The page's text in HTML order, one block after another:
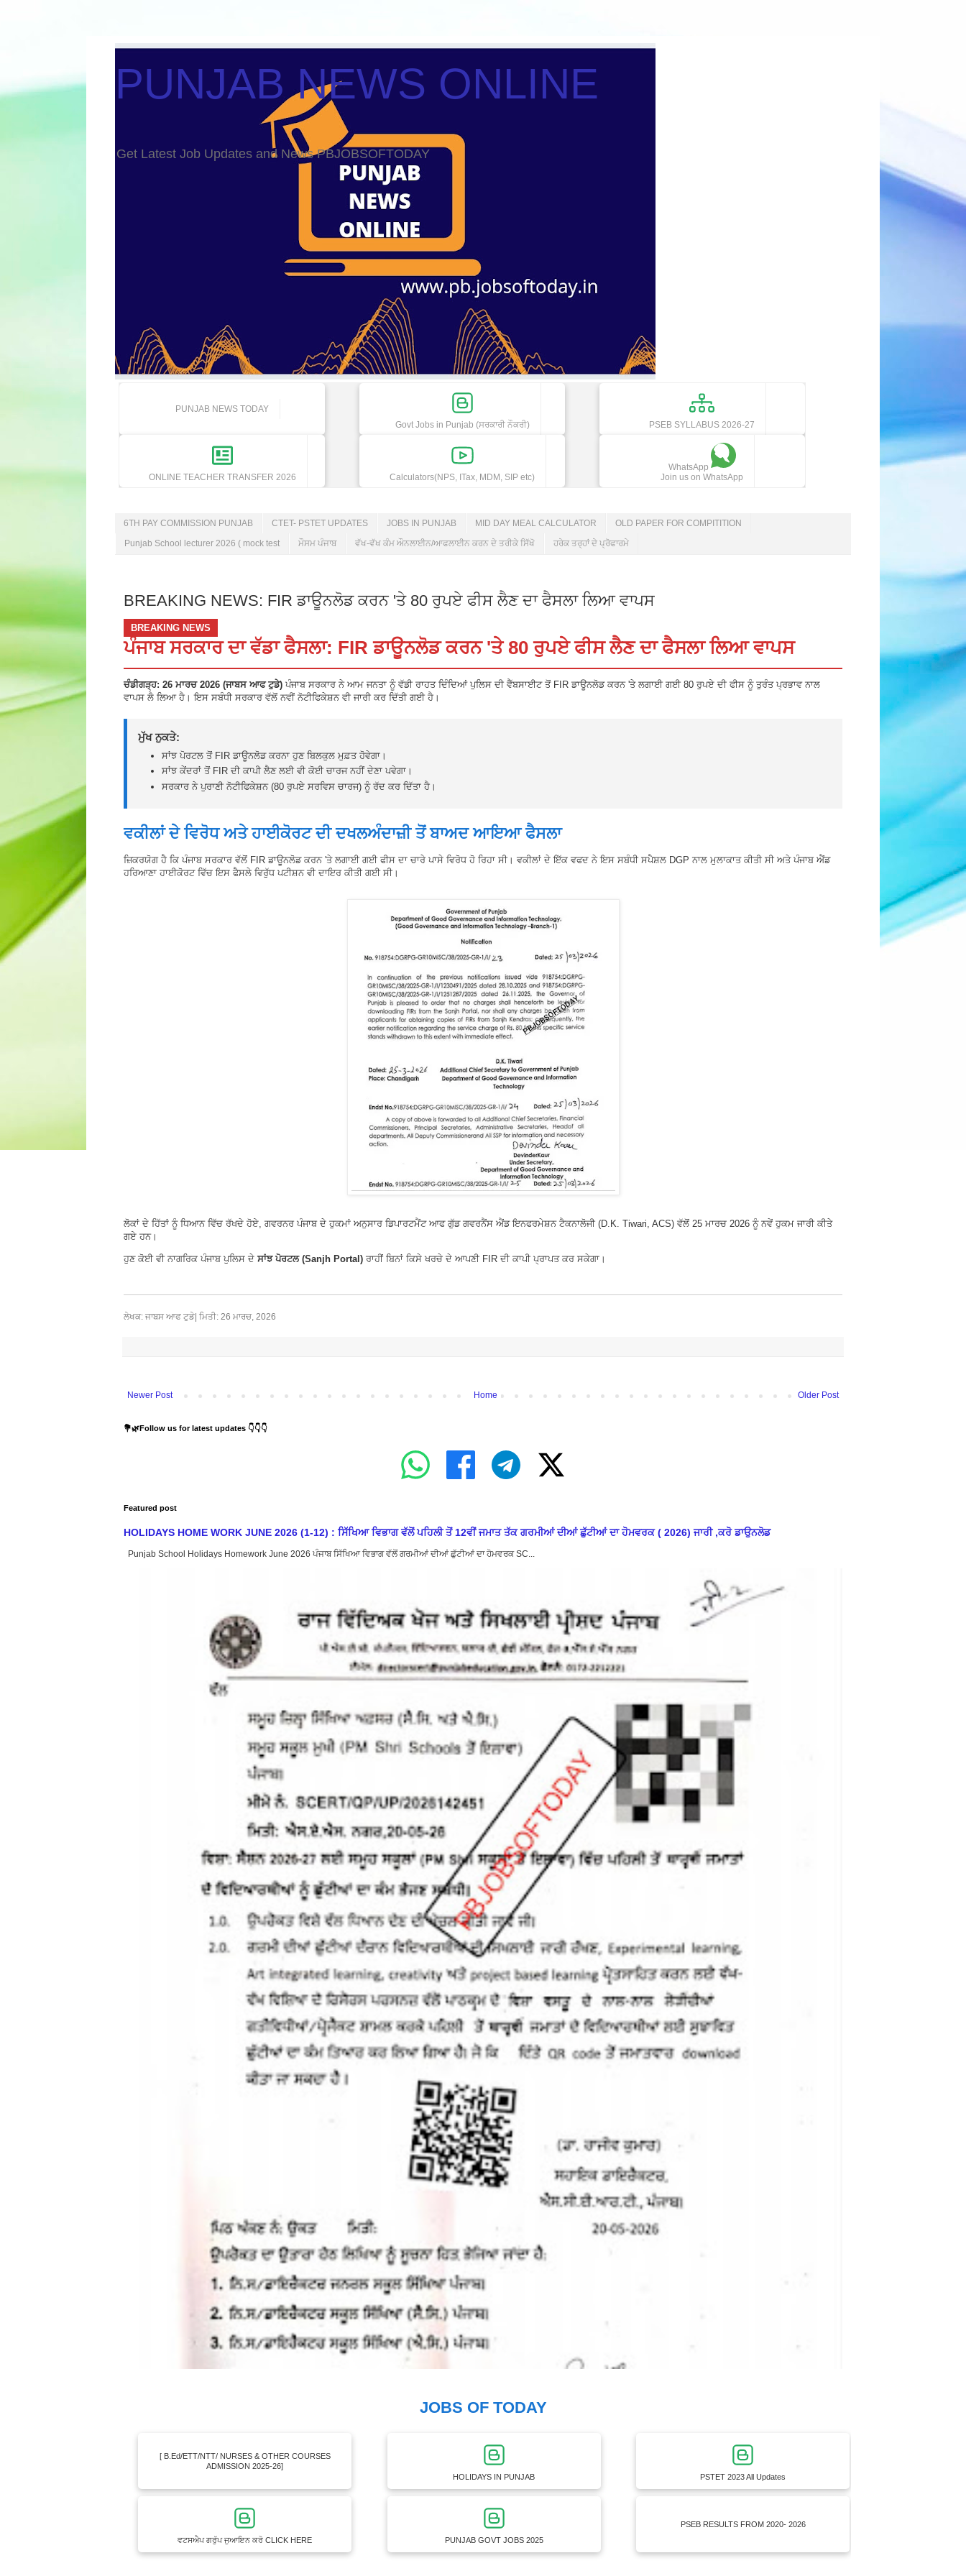
PUNJAB NEWS ONLINE
Get Latest Job Updates and News PBJOBSOFTODAY
PUNJAB NEWS TODAY
Govt Jobs in Punjab (ਸਰਕਾਰੀ ਨੌਕਰੀ)
PSEB SYLLABUS 2026-27
ONLINE TEACHER TRANSFER 2026 Calculators(NPS, ITax, MDM, SIP etc)
WhatsApp
Join us on WhatsApp
6TH PAY COMMISSION PUNJAB CTET- PSTET UPDATES JOBS IN PUNJAB MID DAY MEAL CALCULATOR OLD PAPER FOR COMPITITION
Punjab School lecturer 2026 ( mock test ਮੌਸਮ ਪੰਜਾਬ ਵੱਖ-ਵੱਖ ਕੰਮ ਔਨਲਾਈਨ/ਆਫਲਾਈਨ ਕਰਨ ਦੇ ਤਰੀਕੇ ਸਿੱਖੋ ਹਰੇਕ ਤਰ੍ਹਾਂ ਦੇ ਪ੍ਰੋਫਾਰਮੇ
BREAKING NEWS: FIR ਡਾਊਨਲੋਡ ਕਰਨ 'ਤੇ 80 ਰੁਪਏ ਫੀਸ ਲੈਣ ਦਾ ਫੈਸਲਾ ਲਿਆ ਵਾਪਸ
BREAKING NEWS
ਪੰਜਾਬ ਸਰਕਾਰ ਦਾ ਵੱਡਾ ਫੈਸਲਾ: FIR ਡਾਊਨਲੋਡ ਕਰਨ 'ਤੇ 80 ਰੁਪਏ ਫੀਸ ਲੈਣ ਦਾ ਫੈਸਲਾ ਲਿਆ ਵਾਪਸ
ਚੰਡੀਗੜ੍ਹ: 26 ਮਾਰਚ 2026 (‌ਜਾਬਸ ਆਫ ਟੁਡੇ) ਪੰਜਾਬ ਸਰਕਾਰ ਨੇ ਆਮ ਜਨਤਾ ਨੂੰ ਵੱਡੀ ਰਾਹਤ ਦਿੰਦਿਆਂ ਪੁਲਿਸ ਦੀ ਵੈੱਬਸਾਈਟ ਤੋਂ FIR ਡਾਊਨਲੋਡ ਕਰਨ 'ਤੇ ਲਗਾਈ ਗਈ 80 ਰੁਪਏ ਦੀ ਫੀਸ ਨੂੰ ਤੁਰੰਤ ਪ੍ਰਭਾਵ ਨਾਲ
ਵਾਪਸ ਲੈ ਲਿਆ ਹੈ। ਇਸ ਸਬੰਧੀ ਸਰਕਾਰ ਵੱਲੋਂ ਨਵੀਂ ਨੋਟੀਫਿਕੇਸ਼ਨ ਵੀ ਜਾਰੀ ਕਰ ਦਿੱਤੀ ਗਈ ਹੈ।
ਮੁੱਖ ਨੁਕਤੇ:
ਸਾਂਝ ਪੋਰਟਲ ਤੋਂ FIR ਡਾਊਨਲੋਡ ਕਰਨਾ ਹੁਣ ਬਿਲਕੁਲ ਮੁਫ਼ਤ ਹੋਵੇਗਾ।
ਸਾਂਝ ਕੇਂਦਰਾਂ ਤੋਂ FIR ਦੀ ਕਾਪੀ ਲੈਣ ਲਈ ਵੀ ਕੋਈ ਚਾਰਜ ਨਹੀਂ ਦੇਣਾ ਪਵੇਗਾ।
ਸਰਕਾਰ ਨੇ ਪੁਰਾਣੀ ਨੋਟੀਫਿਕੇਸ਼ਨ (80 ਰੁਪਏ ਸਰਵਿਸ ਚਾਰਜ) ਨੂੰ ਰੱਦ ਕਰ ਦਿੱਤਾ ਹੈ।
ਵਕੀਲਾਂ ਦੇ ਵਿਰੋਧ ਅਤੇ ਹਾਈਕੋਰਟ ਦੀ ਦਖਲਅੰਦਾਜ਼ੀ ਤੋਂ ਬਾਅਦ ਆਇਆ ਫੈਸਲਾ
ਜ਼ਿਕਰਯੋਗ ਹੈ ਕਿ ਪੰਜਾਬ ਸਰਕਾਰ ਵੱਲੋਂ FIR ਡਾਊਨਲੋਡ ਕਰਨ 'ਤੇ ਲਗਾਈ ਗਈ ਫੀਸ ਦਾ ਚਾਰੇ ਪਾਸੇ ਵਿਰੋਧ ਹੋ ਰਿਹਾ ਸੀ। ਵਕੀਲਾਂ ਦੇ ਇੱਕ ਵਫਦ ਨੇ ਇਸ ਸਬੰਧੀ ਸਪੈਸ਼ਲ DGP ਨਾਲ ਮੁਲਾਕਾਤ ਕੀਤੀ ਸੀ ਅਤੇ ਪੰਜਾਬ ਐਂਡ
ਹਰਿਆਣਾ ਹਾਈਕੋਰਟ ਵਿੱਚ ਇਸ ਫੈਸਲੇ ਵਿਰੁੱਧ ਪਟੀਸ਼ਨ ਵੀ ਦਾਇਰ ਕੀਤੀ ਗਈ ਸੀ।
ਲੋਕਾਂ ਦੇ ਹਿੱਤਾਂ ਨੂੰ ਧਿਆਨ ਵਿੱਚ ਰੱਖਦੇ ਹੋਏ, ਗਵਰਨਰ ਪੰਜਾਬ ਦੇ ਹੁਕਮਾਂ ਅਨੁਸਾਰ ਡਿਪਾਰਟਮੈਂਟ ਆਫ ਗੁੱਡ ਗਵਰਨੈਂਸ ਐਂਡ ਇਨਫਰਮੇਸ਼ਨ ਟੈਕਨਾਲੋਜੀ (D.K. Tiwari, ACS) ਵੱਲੋਂ 25 ਮਾਰਚ 2026 ਨੂੰ ਨਵੇਂ ਹੁਕਮ ਜਾਰੀ ਕੀਤੇ
ਗਏ ਹਨ।
ਹੁਣ ਕੋਈ ਵੀ ਨਾਗਰਿਕ ਪੰਜਾਬ ਪੁਲਿਸ ਦੇ ਸਾਂਝ ਪੋਰਟਲ (Sanjh Portal) ਰਾਹੀਂ ਬਿਨਾਂ ਕਿਸੇ ਖਰਚੇ ਦੇ ਆਪਣੀ FIR ਦੀ ਕਾਪੀ ਪ੍ਰਾਪਤ ਕਰ ਸਕੇਗਾ।
ਲੇਖਕ: ਜਾਬਸ ਆਫ ਟੁਡੇ| ਮਿਤੀ: 26 ਮਾਰਚ, 2026
Newer Post Older Post
Home
💐🌿Follow us for latest updates 👇👇👇
Featured post
HOLIDAYS HOME WORK JUNE 2026 (1-12) : ਸਿੱਖਿਆ ਵਿਭਾਗ ਵੱਲੋਂ ਪਹਿਲੀ ਤੋਂ 12ਵੀਂ ਜਮਾਤ ਤੱਕ ਗਰਮੀਆਂ ਦੀਆਂ ਛੁੱਟੀਆਂ ਦਾ ਹੋਮਵਰਕ ( 2026) ਜਾਰੀ ,ਕਰੋ ਡਾਉਨਲੋਡ
Punjab School Holidays Homework June 2026 ਪੰਜਾਬ ਸਿੱਖਿਆ ਵਿਭਾਗ ਵੱਲੋਂ ਗਰਮੀਆਂ ਦੀਆਂ ਛੁੱਟੀਆਂ ਦਾ ਹੋਮਵਰਕ SC...
JOBS OF TODAY
[ B.Ed/ETT/NTT/ NURSES & OTHER COURSES
ADMISSION 2025-26]
HOLIDAYS IN PUNJAB
PSTET 2023 All Updates
ਵਟਸਐਪ ਗਰੁੱਪ ਜੁਆਇਨ ਕਰੋ CLICK HERE PUNJAB GOVT JOBS 2025
PSEB RESULTS FROM 2020- 2026